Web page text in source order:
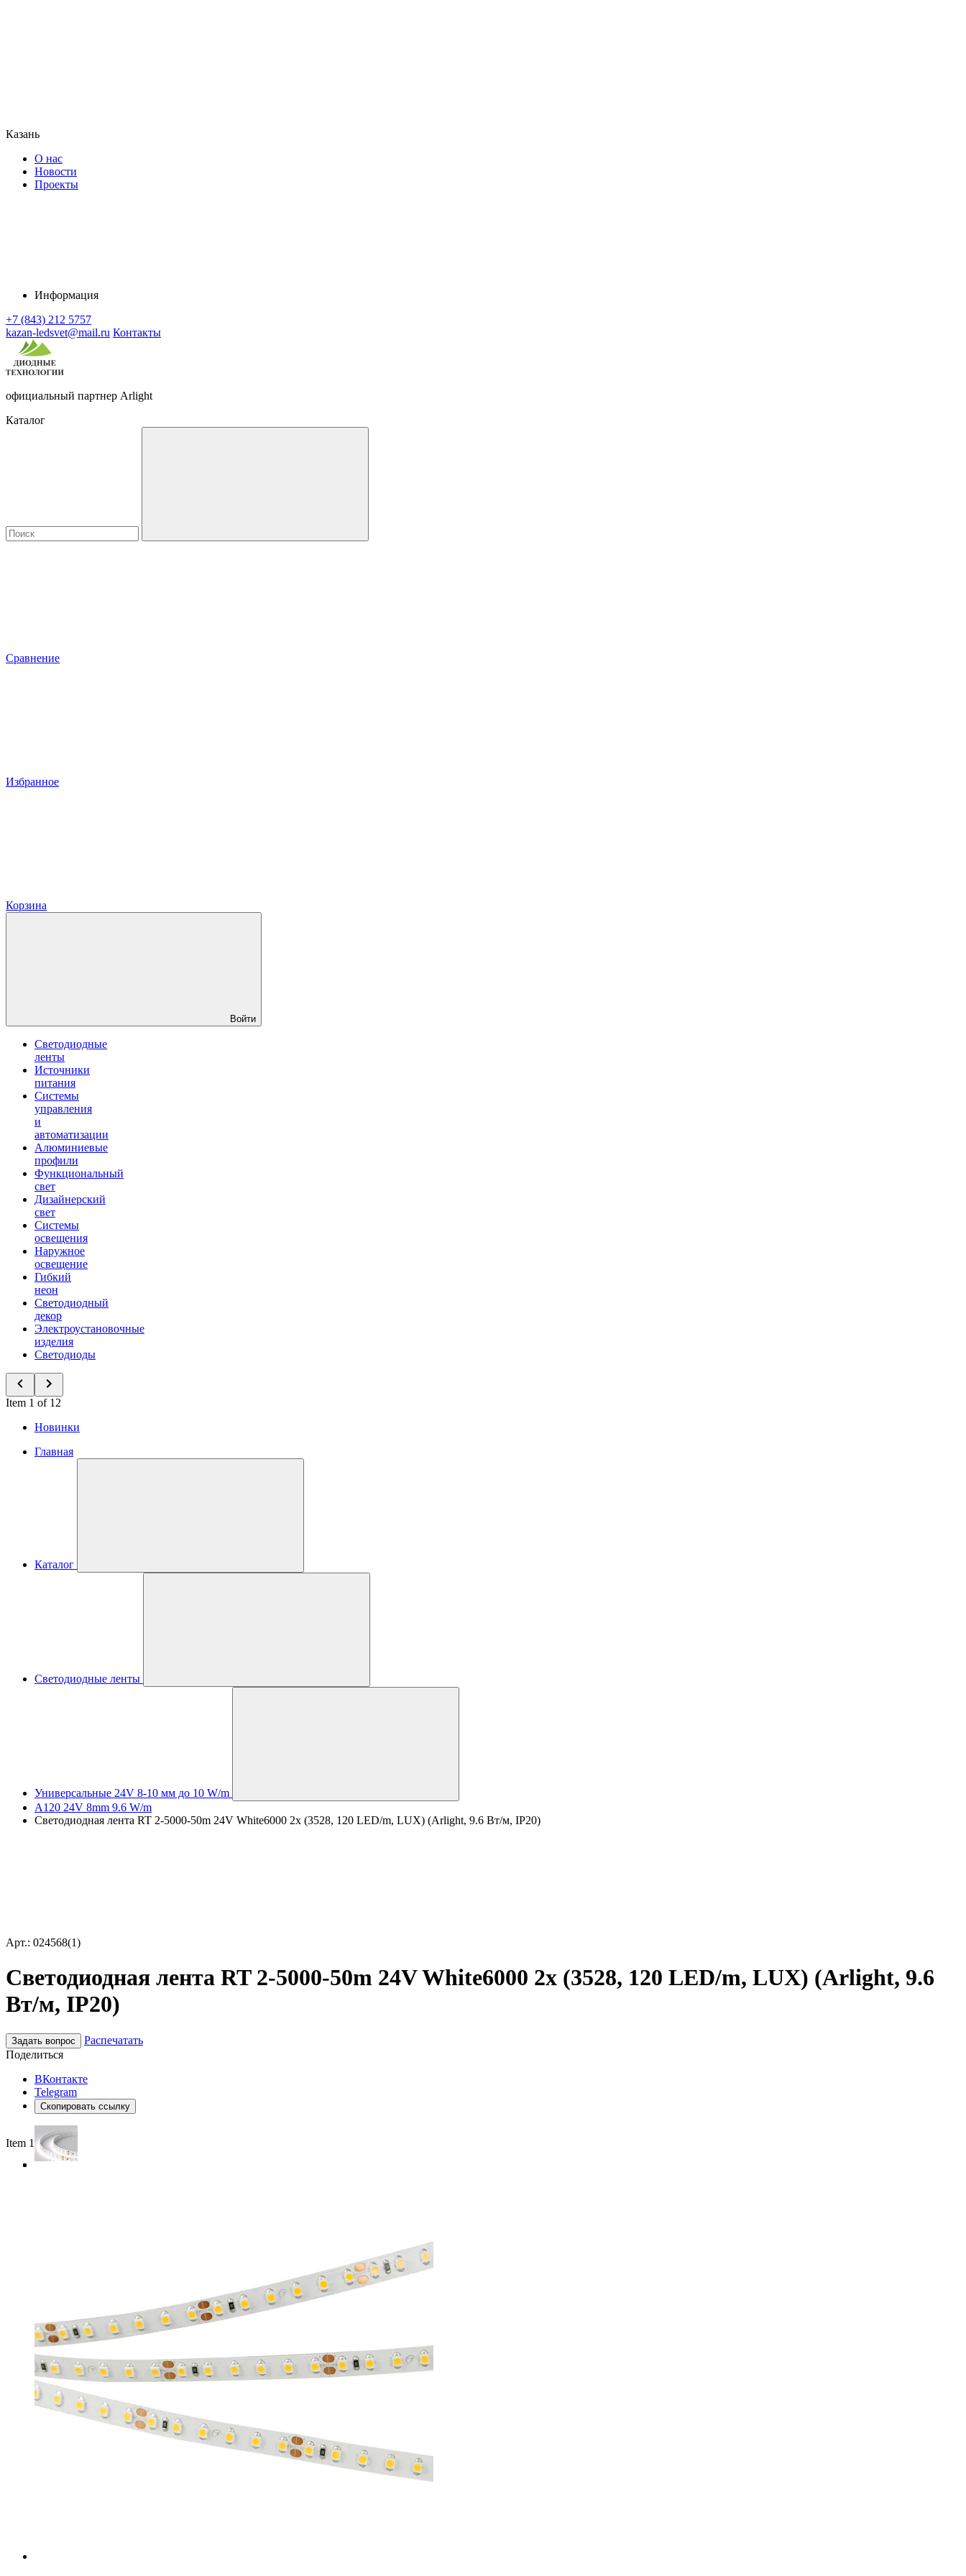
Казань
О нас
Новости
Проекты
Информация
+7 (843) 212 5757
kazan-ledsvet@mail.ru Контакты
официальный партнер Arlight
Каталог
Сравнение
Избранное
Корзина
Войти
Светодиодные
ленты
Источники
питания
Системы
управления
и
автоматизации
Алюминиевые
профили
Функциональный
свет
Дизайнерский
свет
Системы
освещения
Наружное
освещение
Гибкий
неон
Светодиодный
декор
Электроустановочные
изделия
Светодиоды
Item 1 of 12
Новинки
Главная
Каталог
Светодиодные ленты
Универсальные 24V 8-10 мм до 10 W/m
A120 24V 8mm 9.6 W/m
Светодиодная лента RT 2-5000-50m 24V White6000 2x (3528, 120 LED/m, LUX) (Arlight, 9.6 Вт/м, IP20)
Арт.: 024568(1)
Светодиодная лента RT 2-5000-50m 24V White6000 2x (3528, 120 LED/m, LUX) (Arlight, 9.6
Вт/м, IP20)
Задать вопрос
Распечатать
Поделиться
ВКонтакте
Telegram
Скопировать ссылку
Item 1 of 4